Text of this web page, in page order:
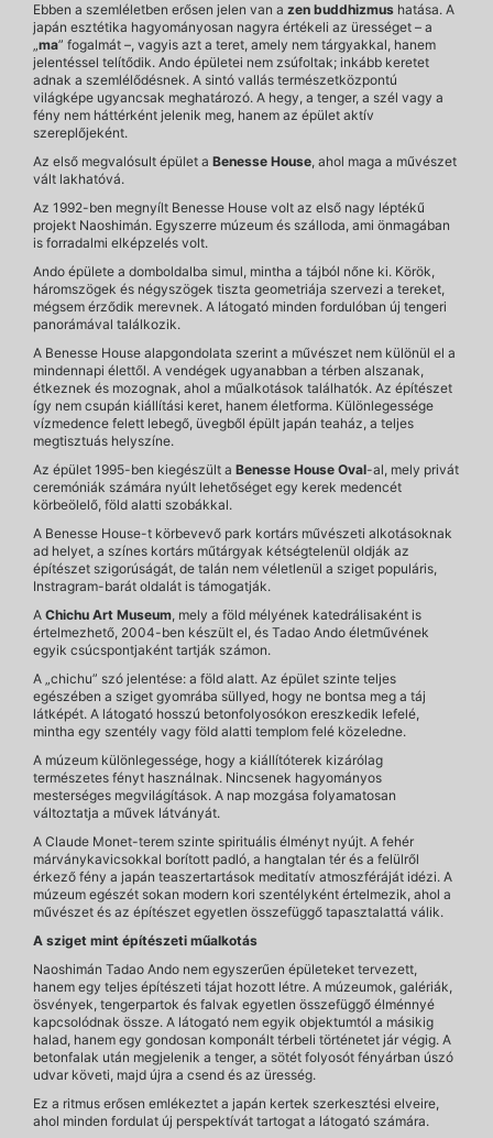
Ebben a szemléletben erősen jelen van a zen buddhizmus hatása. A
japán esztétika hagyományosan nagyra értékeli az ürességet – a
„ma” fogalmát –, vagyis azt a teret, amely nem tárgyakkal, hanem
jelentéssel telítődik. Ando épületei nem zsúfoltak; inkább keretet
adnak a szemlélődésnek. A sintó vallás természetközpontú
világképe ugyancsak meghatározó. A hegy, a tenger, a szél vagy a
fény nem háttérként jelenik meg, hanem az épület aktív
szereplőjeként.
Az első megvalósult épület a Benesse House, ahol maga a művészet
vált lakhatóvá.
Az 1992-ben megnyílt Benesse House volt az első nagy léptékű
projekt Naoshimán. Egyszerre múzeum és szálloda, ami önmagában
is forradalmi elképzelés volt.
Ando épülete a domboldalba simul, mintha a tájból nőne ki. Körök,
háromszögek és négyszögek tiszta geometriája szervezi a tereket,
mégsem érződik merevnek. A látogató minden fordulóban új tengeri
panorámával találkozik.
A Benesse House alapgondolata szerint a művészet nem különül el a
mindennapi élettől. A vendégek ugyanabban a térben alszanak,
étkeznek és mozognak, ahol a műalkotások találhatók. Az építészet
így nem csupán kiállítási keret, hanem életforma. Különlegessége
vízmedence felett lebegő, üvegből épült japán teaház, a teljes
megtisztuás helyszíne.
Az épület 1995-ben kiegészült a Benesse House Oval-al, mely privát
ceremóniák számára nyúlt lehetőséget egy kerek medencét
körbeölelő, föld alatti szobákkal.
A Benesse House-t körbevevő park kortárs művészeti alkotásoknak
ad helyet, a színes kortárs műtárgyak kétségtelenül oldják az
építészet szigorúságát, de talán nem véletlenül a sziget populáris,
Instragram-barát oldalát is támogatják.
A Chichu Art Museum, mely a föld mélyének katedrálisaként is
értelmezhető, 2004-ben készült el, és Tadao Ando életművének
egyik csúcspontjaként tartják számon.
A „chichu” szó jelentése: a föld alatt. Az épület szinte teljes
egészében a sziget gyomrába süllyed, hogy ne bontsa meg a táj
látképét. A látogató hosszú betonfolyosókon ereszkedik lefelé,
mintha egy szentély vagy föld alatti templom felé közeledne.
A múzeum különlegessége, hogy a kiállítóterek kizárólag
természetes fényt használnak. Nincsenek hagyományos
mesterséges megvilágítások. A nap mozgása folyamatosan
változtatja a művek látványát.
A Claude Monet-terem szinte spirituális élményt nyújt. A fehér
márványkavicsokkal borított padló, a hangtalan tér és a felülről
érkező fény a japán teaszertartások meditatív atmoszféráját idézi. A
múzeum egészét sokan modern kori szentélyként értelmezik, ahol a
művészet és az építészet egyetlen összefüggő tapasztalattá válik.
A sziget mint építészeti műalkotás
Naoshimán Tadao Ando nem egyszerűen épületeket tervezett,
hanem egy teljes építészeti tájat hozott létre. A múzeumok, galériák,
ösvények, tengerpartok és falvak egyetlen összefüggő élménnyé
kapcsolódnak össze. A látogató nem egyik objektumtól a másikig
halad, hanem egy gondosan komponált térbeli történetet jár végig. A
betonfalak után megjelenik a tenger, a sötét folyosót fényárban úszó
udvar követi, majd újra a csend és az üresség.
Ez a ritmus erősen emlékeztet a japán kertek szerkesztési elveire,
ahol minden fordulat új perspektívát tartogat a látogató számára.